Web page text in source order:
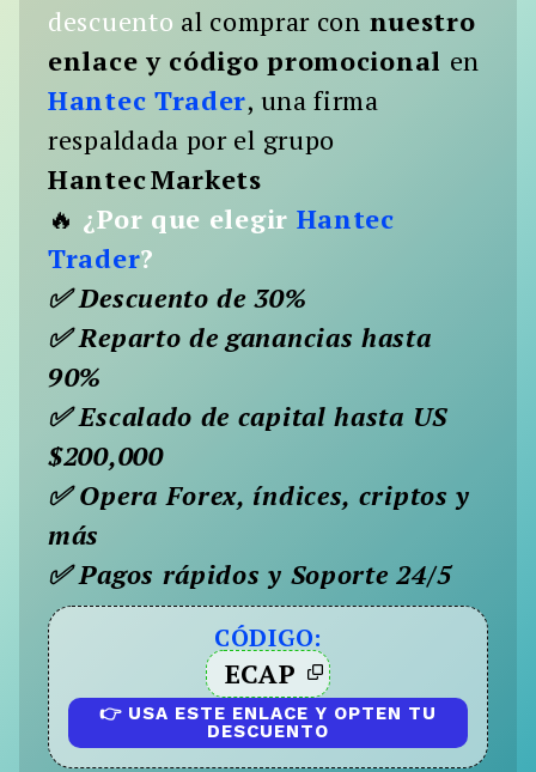
descuento al comprar con nuestro
enlace y código promocional en
Hantec Trader, una firma
respaldada por el grupo
Hantec Markets
🔥 ¿Por que elegir Hantec
Trader?
✅ Descuento de 30%
✅ Reparto de ganancias hasta
90%
✅ Escalado de capital hasta US
$200,000
✅ Opera Forex, índices, criptos y
más
✅ Pagos rápidos y Soporte 24/5
CÓDIGO:
ECAP
👉 USA ESTE ENLACE Y OPTEN TU
DESCUENTO